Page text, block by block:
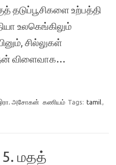
தடுப்பூசிகளை உற்பத்தி
உலகெங்கிலும்
சில்லுகள்
விளைவாக…
அசோகன் கணியம் Tags: tamil,
மதத்